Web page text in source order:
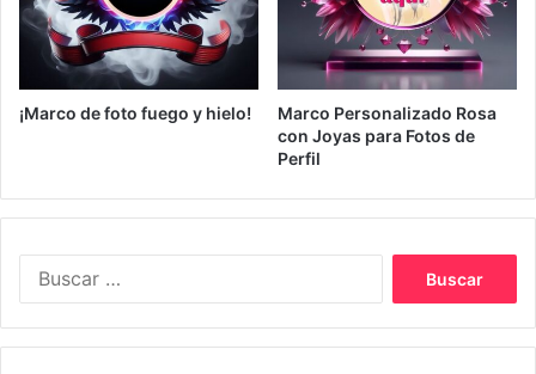
¡Marco de foto fuego y hielo!
Marco Personalizado Rosa
con Joyas para Fotos de
Perfil